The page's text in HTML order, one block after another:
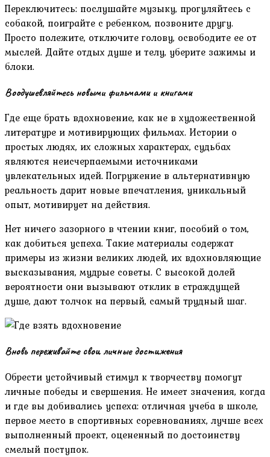
Переключитесь: послушайте музыку, прогуляйтесь с
собакой, поиграйте с ребенком, позвоните другу.
Просто полежите, отключите голову, освободите ее от
мыслей. Дайте отдых душе и телу, уберите зажимы и
блоки.
Воодушевляйтесь новыми фильмами и книгами
Где еще брать вдохновение, как не в художественной
литературе и мотивирующих фильмах. Истории о
простых людях, их сложных характерах, судьбах
являются неисчерпаемыми источниками
увлекательных идей. Погружение в альтернативную
реальность дарит новые впечатления, уникальный
опыт, мотивирует на действия.
Нет ничего зазорного в чтении книг, пособий о том,
как добиться успеха. Такие материалы содержат
примеры из жизни великих людей, их вдохновляющие
высказывания, мудрые советы. С высокой долей
вероятности они вызывают отклик в страждущей
душе, дают толчок на первый, самый трудный шаг.
Вновь переживайте свои личные достижения
Обрести устойчивый стимул к творчеству помогут
личные победы и свершения. Не имеет значения, когда
и где вы добивались успеха: отличная учеба в школе,
первое место в спортивных соревнованиях, лучше всех
выполненный проект, оцененный по достоинству
смелый поступок.